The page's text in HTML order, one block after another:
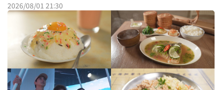
2026/08/01 21:30